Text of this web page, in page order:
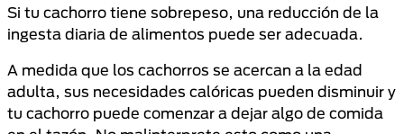
Si tu cachorro tiene sobrepeso, una reducción de la
ingesta diaria de alimentos puede ser adecuada.
A medida que los cachorros se acercan a la edad
adulta, sus necesidades calóricas pueden disminuir y
tu cachorro puede comenzar a dejar algo de comida